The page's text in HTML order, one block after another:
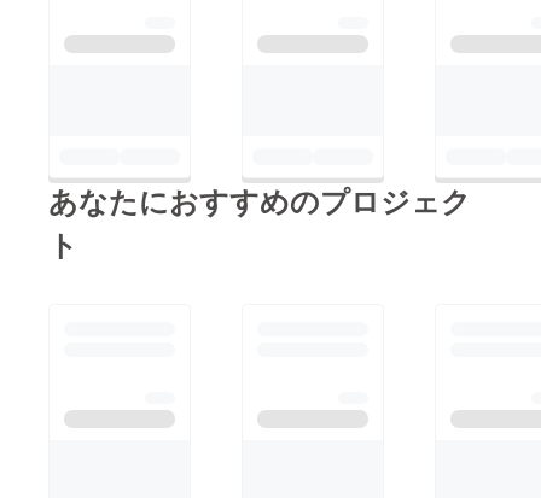
あなたにおすすめのプロジェク
ト